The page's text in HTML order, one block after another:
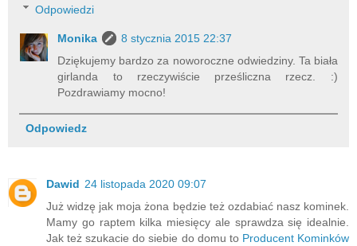
Odpowiedzi
Monika
8 stycznia 2015 22:37
Dziękujemy bardzo za noworoczne odwiedziny. Ta biała
girlanda to rzeczywiście prześliczna rzecz. :)
Pozdrawiamy mocno!
Odpowiedz
Dawid 24 listopada 2020 09:07
Już widzę jak moja żona będzie też ozdabiać nasz kominek.
Mamy go raptem kilka miesięcy ale sprawdza się idealnie.
Jak też szukacie do siebie do domu to Producent Kominków